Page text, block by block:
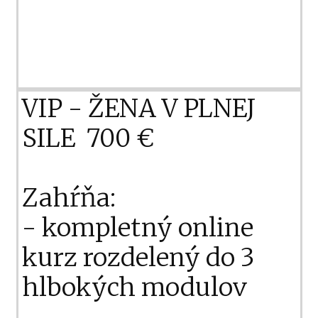
VIP - ŽENA V PLNEJ
SILE 700 €
Zahŕňa:
- kompletný online
kurz rozdelený do 3
hlbokých modulov